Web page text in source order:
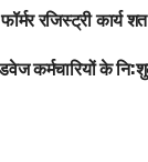
फॉर्मर रजिस्ट्री कार्य
कर्मचारियों के